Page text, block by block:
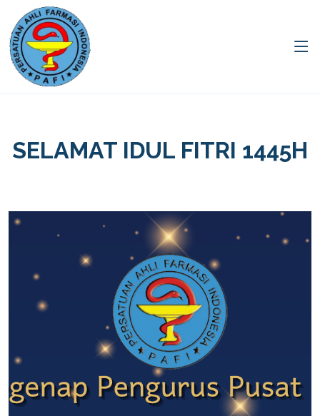
SELAMAT IDUL FITRI 1445H